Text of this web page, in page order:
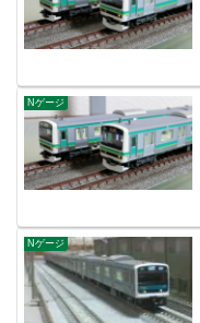
Nゲージ
Nゲージ